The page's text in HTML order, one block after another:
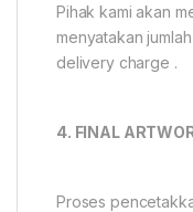
Pihak kami akan
menyatakan
delivery charge .
4. FINAL
Proses